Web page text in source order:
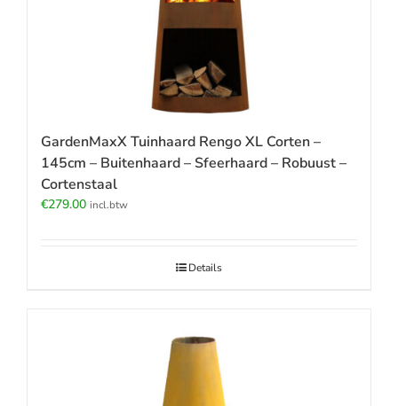
GardenMaxX Tuinhaard Rengo XL Corten –
145cm – Buitenhaard – Sfeerhaard – Robuust –
Cortenstaal
€279.00 incl.btw
Details